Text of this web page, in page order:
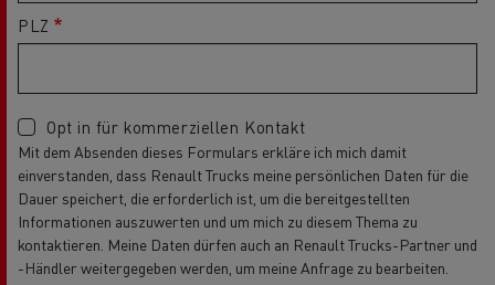
PLZ
Opt in für kommerziellen Kontakt
Mit dem Absenden dieses Formulars erkläre ich mich damit
einverstanden, dass Renault Trucks meine persönlichen Daten für die
Dauer speichert, die erforderlich ist, um die bereitgestellten
Informationen auszuwerten und um mich zu diesem Thema zu
kontaktieren. Meine Daten dürfen auch an Renault Trucks-Partner und
-Händler weitergegeben werden, um meine Anfrage zu bearbeiten.